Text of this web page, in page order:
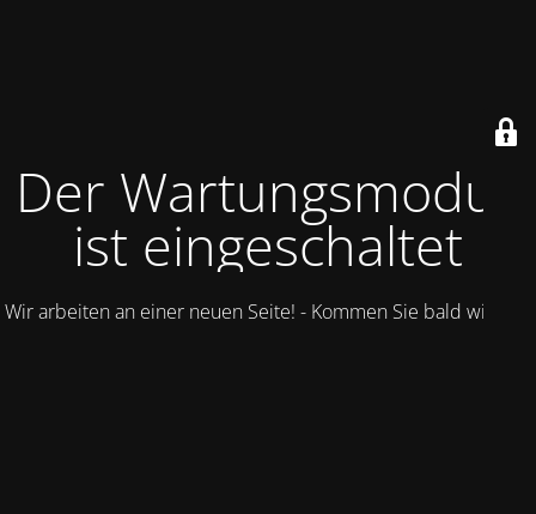
Der Wartungsmodus
ist eingeschaltet
Wir arbeiten an einer neuen Seite! - Kommen Sie bald wieder.